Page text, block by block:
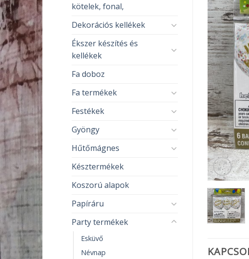
kötelek, fonal,
Dekorációs kellékek
Ékszer készítés és
kellékek
Fa doboz
Fa termékek
Festékek
Gyöngy
Hűtőmágnes
Késztermékek
Koszorú alapok
Papíráru
Party termékek
Esküvő
Névnap